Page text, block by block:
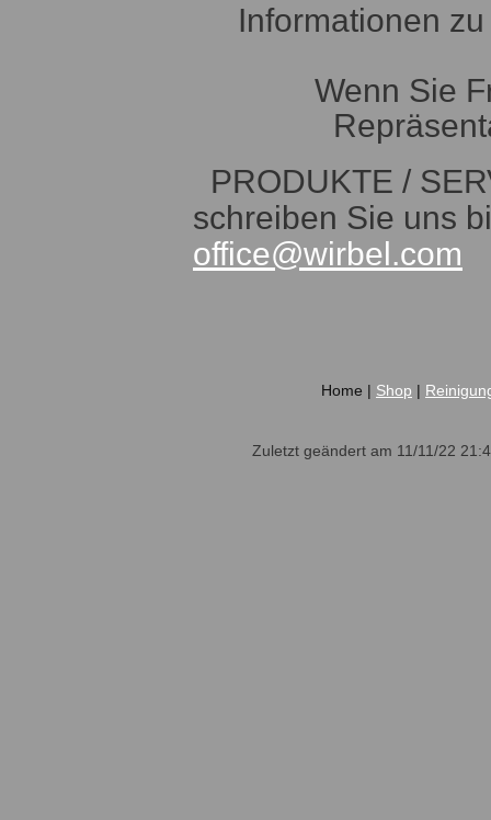
Informationen
Wenn Sie
PRODUKTE /
schreiben Sie uns
office@wirbel.com
Home | Shop |
Zuletzt geändert am 11/11/22